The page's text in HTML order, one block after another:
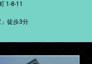
1-8-11
徒歩3分